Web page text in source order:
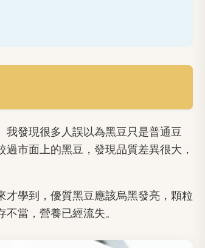
發現很多人誤以為黑豆只是普通豆
市面上的黑豆，發現品質差異很大，
學到，優質黑豆應該烏黑發亮，顆粒
當，營養已經流失。